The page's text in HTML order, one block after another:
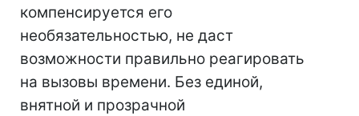
компенсируется его
необязательностью, не даст
возможности правильно реагировать
на вызовы времени. Без единой,
внятной и прозрачной